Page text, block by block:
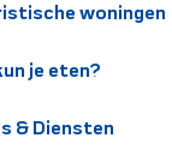
woningen
je eten?
& Diensten